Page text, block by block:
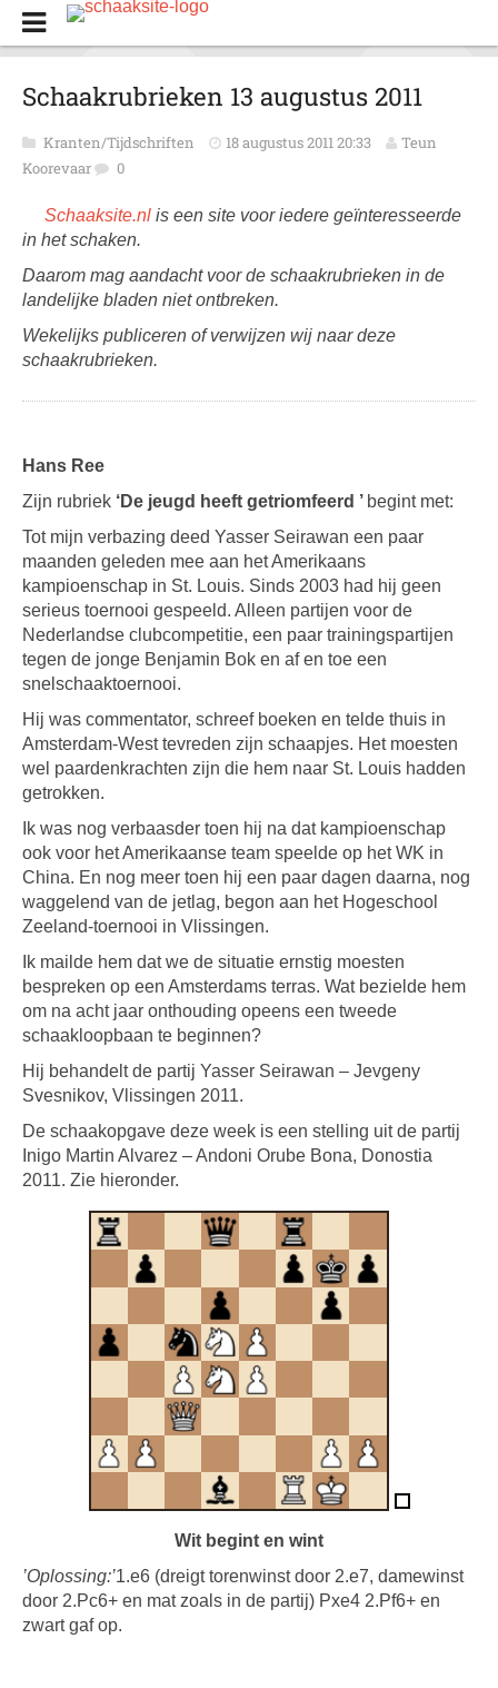
Schaakrubrieken 13 augustus 2011
Kranten/Tijdschriften 18 augustus 2011 20:33
Teun
Koorevaar
0
Schaaksite.nl is een site voor iedere geïnteresseerde
in het schaken.
Daarom mag aandacht voor de schaakrubrieken in de
landelijke bladen niet ontbreken.
Wekelijks publiceren of verwijzen wij naar deze
schaakrubrieken.
Hans Ree
Zijn rubriek ‘De jeugd heeft getriomfeerd ’ begint met:
Tot mijn verbazing deed Yasser Seirawan een paar
maanden geleden mee aan het Amerikaans
kampioenschap in St. Louis. Sinds 2003 had hij geen
serieus toernooi gespeeld. Alleen partijen voor de
Nederlandse clubcompetitie, een paar trainingspartijen
tegen de jonge Benjamin Bok en af en toe een
snelschaaktoernooi.
Hij was commentator, schreef boeken en telde thuis in
Amsterdam-West tevreden zijn schaapjes. Het moesten
wel paardenkrachten zijn die hem naar St. Louis hadden
getrokken.
Ik was nog verbaasder toen hij na dat kampioenschap
ook voor het Amerikaanse team speelde op het WK in
China. En nog meer toen hij een paar dagen daarna, nog
waggelend van de jetlag, begon aan het Hogeschool
Zeeland-toernooi in Vlissingen.
Ik mailde hem dat we de situatie ernstig moesten
bespreken op een Amsterdams terras. Wat bezielde hem
om na acht jaar onthouding opeens een tweede
schaakloopbaan te beginnen?
Hij behandelt de partij Yasser Seirawan – Jevgeny
Svesnikov, Vlissingen 2011.
De schaakopgave deze week is een stelling uit de partij
Inigo Martin Alvarez – Andoni Orube Bona, Donostia
2011. Zie hieronder.
Wit begint en wint
’Oplossing:’1.e6 (dreigt torenwinst door 2.e7, damewinst
door 2.Pc6+ en mat zoals in de partij) Pxe4 2.Pf6+ en
zwart gaf op.